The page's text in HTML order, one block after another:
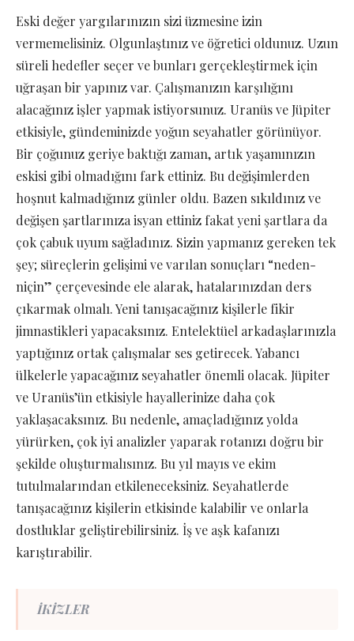
Eski değer yargılarınızın sizi üzmesine izin
vermemelisiniz. Olgunlaştınız ve öğretici oldunuz. Uzun
süreli hedefler seçer ve bunları gerçekleştirmek için
uğraşan bir yapınız var. Çalışmanızın karşılığını
alacağınız işler yapmak istiyorsunuz. Uranüs ve Jüpiter
etkisiyle, gündeminizde yoğun seyahatler görünüyor.
Bir çoğunuz geriye baktığı zaman, artık yaşamınızın
eskisi gibi olmadığını fark ettiniz. Bu değişimlerden
hoşnut kalmadığınız günler oldu. Bazen sıkıldınız ve
değişen şartlarınıza isyan ettiniz fakat yeni şartlara da
çok çabuk uyum sağladınız. Sizin yapmanız gereken tek
şey; süreçlerin gelişimi ve varılan sonuçları “neden-
niçin” çerçevesinde ele alarak, hatalarınızdan ders
çıkarmak olmalı. Yeni tanışacağınız kişilerle fikir
jimnastikleri yapacaksınız. Entelektüel arkadaşlarınızla
yaptığınız ortak çalışmalar ses getirecek. Yabancı
ülkelerle yapacağınız seyahatler önemli olacak. Jüpiter
ve Uranüs’ün etkisiyle hayallerinize daha çok
yaklaşacaksınız. Bu nedenle, amaçladığınız yolda
yürürken, çok iyi analizler yaparak rotanızı doğru bir
şekilde oluşturmalısınız. Bu yıl mayıs ve ekim
tutulmalarından etkileneceksiniz. Seyahatlerde
tanışacağınız kişilerin etkisinde kalabilir ve onlarla
dostluklar geliştirebilirsiniz. İş ve aşk kafanızı
karıştırabilir.
İKİZLER